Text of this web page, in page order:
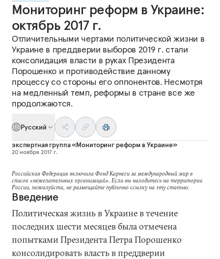
Мониторинг реформ в Украине:
октябрь 2017 г.
Отличительными чертами политической жизни в
Украине в преддверии выборов 2019 г. стали
консолидация власти в руках Президента
Порошенко и противодействие данному
процессу со стороны его оппонентов. Несмотря
на медленный темп, реформы в стране все же
продолжаются.
Русский
экспертная группа «Мониторинг реформ в Украине»
20 ноября 2017 г.
Российская Федерация включила Фонд Карнеги за международный мир в
список «нежелательных организаций». Если вы находитесь на территории
России, пожалуйста, не размещайте публично ссылку на эту статью.
Введение
Политическая жизнь в Украине в течение
последних шести месяцев была отмечена
попытками Президента Петра Порошенко
консолидировать власть в преддверии